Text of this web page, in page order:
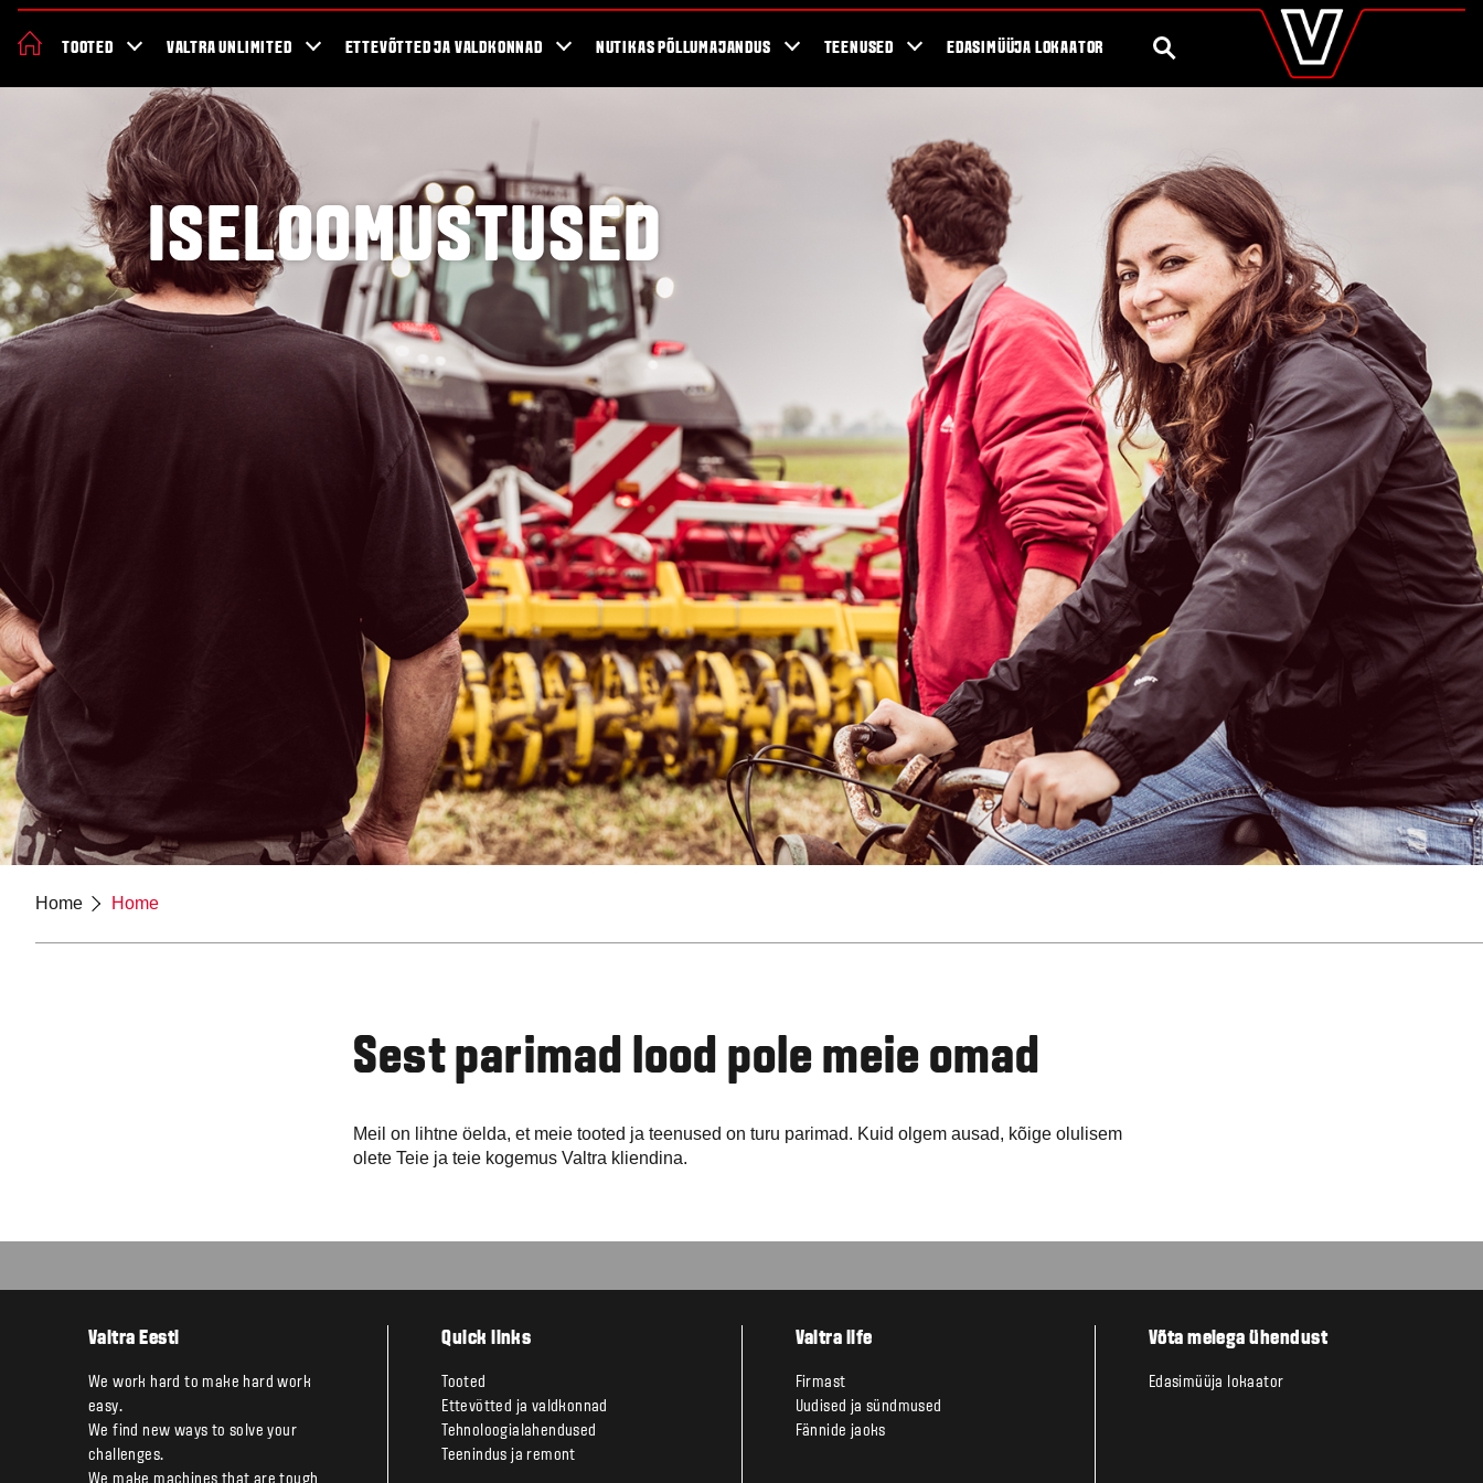
valtra.ee
Czech Republic
Denmark
Estonia
Finland
France
Germany
Hungary
Italy
Latvia
Lithuania
The Netherlands
Norway
Poland
Portugal
Slovakia
Spain
Sweden
United Kingdom
Eastern Europe
Україна
South America
Brazil
Middle East
United Arab Emirates
Africa
English
Asia
China
TOOTED VALTRA UNLIMITED ETTEVÕTTED JA VALDKONNAD NUTIKAS PÕLLUMAJANDUS TEENUSED EDASIMÜÜJA LOKAATOR OTSING
ISELOOMUSTUSED
Home Home
Sest parimad lood pole meie omad
Meil on lihtne öelda, et meie tooted ja teenused on turu parimad. Kuid olgem ausad, kõige olulisem
olete Teie ja teie kogemus Valtra kliendina.
Valtra Eesti
We work hard to make hard work
easy.
We find new ways to solve your
challenges.
Quick links
Tooted
Ettevõtted ja valdkonnad
Tehnoloogialahendused
Teenindus ja remont
Valtra life
Firmast
Uudised ja sündmused
Fännide jaoks
Võta meiega ühendust
Edasimüüja lokaator